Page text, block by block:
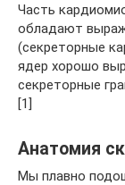
Часть
обладают
(секреторные
ядер хорошо
секреторные
[1]
Анатомия
Мы плавно